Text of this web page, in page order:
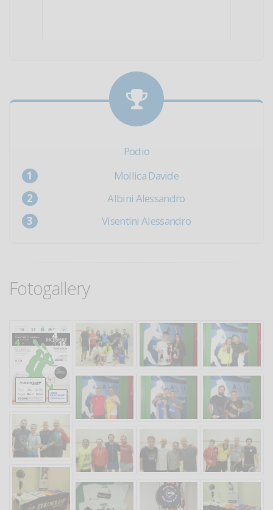
Podio
Mollica Davide
Albini Alessandro
Visentini Alessandro
Fotogallery